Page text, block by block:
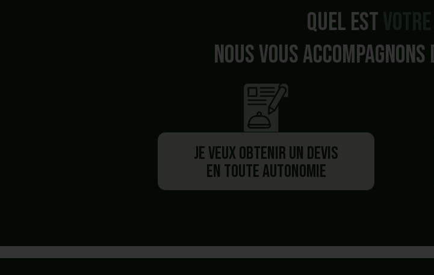
Quel est
Nous vous
Je veux obtenir un devis
en toute autonomie
Besoin de plus